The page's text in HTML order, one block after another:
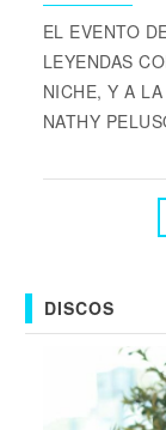
EL EVENTO
LEYENDAS
NICHE, Y A
NATHY
DISCOS